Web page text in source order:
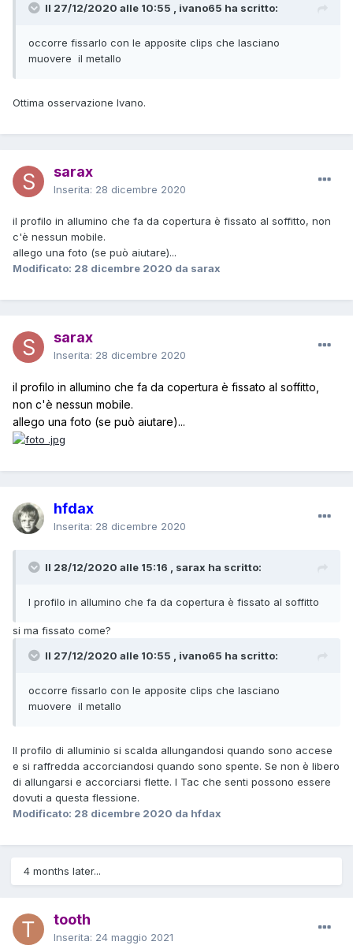
Il 27/12/2020 alle 10:55 , ivano65 ha scritto:
occorre fissarlo con le apposite clips che lasciano
muovere il metallo
Ottima osservazione Ivano.
sarax
Inserita: 28 dicembre 2020
il profilo in allumino che fa da copertura è fissato al soffitto, non
c'è nessun mobile.
allego una foto (se può aiutare)...
Modificato: 28 dicembre 2020 da sarax
sarax
Inserita: 28 dicembre 2020
il profilo in allumino che fa da copertura è fissato al soffitto,
non c'è nessun mobile.
allego una foto (se può aiutare)...
hfdax
Inserita: 28 dicembre 2020
Il 28/12/2020 alle 15:16 , sarax ha scritto:
l profilo in allumino che fa da copertura è fissato al soffitto
si ma fissato come?
Il 27/12/2020 alle 10:55 , ivano65 ha scritto:
occorre fissarlo con le apposite clips che lasciano
muovere il metallo
Il profilo di alluminio si scalda allungandosi quando sono accese
e si raffredda accorciandosi quando sono spente. Se non è libero
di allungarsi e accorciarsi flette. I Tac che senti possono essere
dovuti a questa flessione.
Modificato: 28 dicembre 2020 da hfdax
4 months later...
tooth
Inserita: 24 maggio 2021